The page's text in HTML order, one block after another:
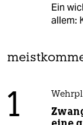
Ein
allem:
1